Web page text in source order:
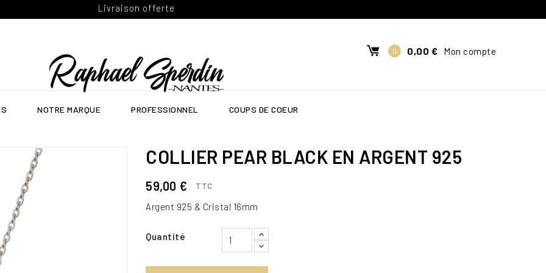
Mon compte
0 0,00 €
Livraison offerte
NOTRE MARQUE PROFESSIONNEL COUPS DE COEUR
COLLIER PEAR BLACK EN ARGENT 925
59,00 € TTC
Argent 925 & Cristal 16mm
Quantité